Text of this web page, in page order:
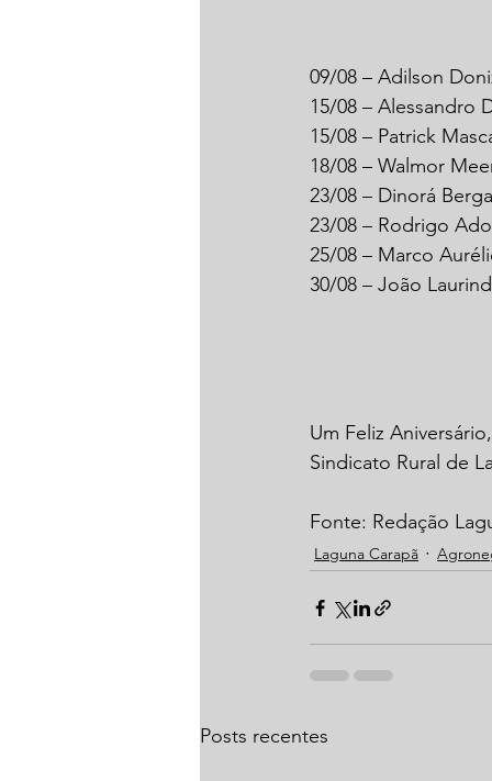
09/08 – Adilson
15/08 – Alessandro
15/08 – Patrick
18/08 – Walmor
23/08 – Dinorá
23/08 – Rodrigo
25/08 – Marco
30/08 – João
Um Feliz
Sindicato Rural de
Fonte: Redação
Laguna Carapã
Posts recentes